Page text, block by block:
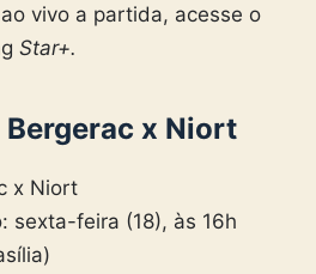
vivo a partida, acesse o
Star+.
x Niort
x Niort
sexta-feira (18), às 16h